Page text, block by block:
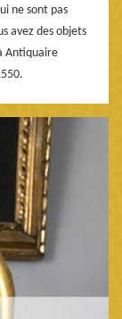
ne sont pas
avez des objets
Antiquaire